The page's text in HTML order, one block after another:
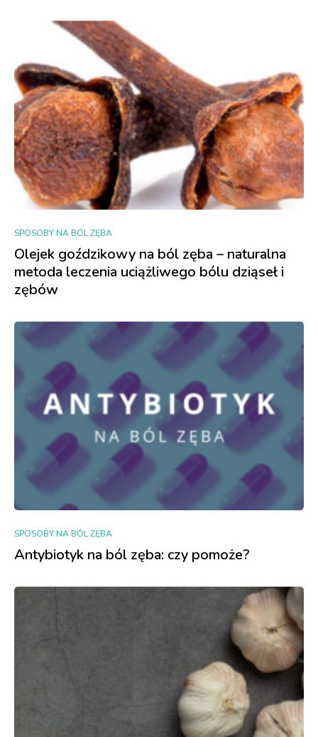
SPOSOBY NA BÓL ZĘBA
Olejek goździkowy na ból zęba – naturalna
metoda leczenia uciążliwego bólu dziąseł i
zębów
SPOSOBY NA BÓL ZĘBA
Antybiotyk na ból zęba: czy pomoże?